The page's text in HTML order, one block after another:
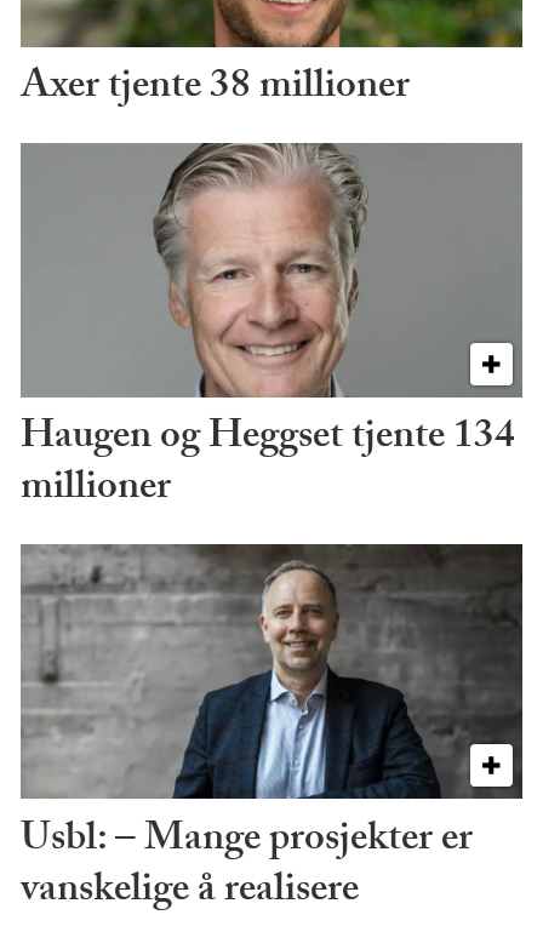
Axer tjente 38 millioner
Haugen og Heggset tjente 134
millioner
Usbl: – Mange prosjekter er
vanskelige å realisere